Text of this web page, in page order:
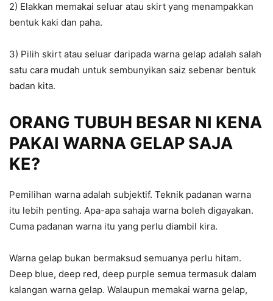
2) Elakkan memakai seluar atau skirt yang menampakkan
bentuk kaki dan paha.
3) Pilih skirt atau seluar daripada warna gelap adalah salah
satu cara mudah untuk sembunyikan saiz sebenar bentuk
badan kita.
ORANG TUBUH BESAR NI KENA
PAKAI WARNA GELAP SAJA
KE?
Pemilihan warna adalah subjektif. Teknik padanan warna
itu lebih penting. Apa-apa sahaja warna boleh digayakan.
Cuma padanan warna itu yang perlu diambil kira.
Warna gelap bukan bermaksud semuanya perlu hitam.
Deep blue, deep red, deep purple semua termasuk dalam
kalangan warna gelap. Walaupun memakai warna gelap,